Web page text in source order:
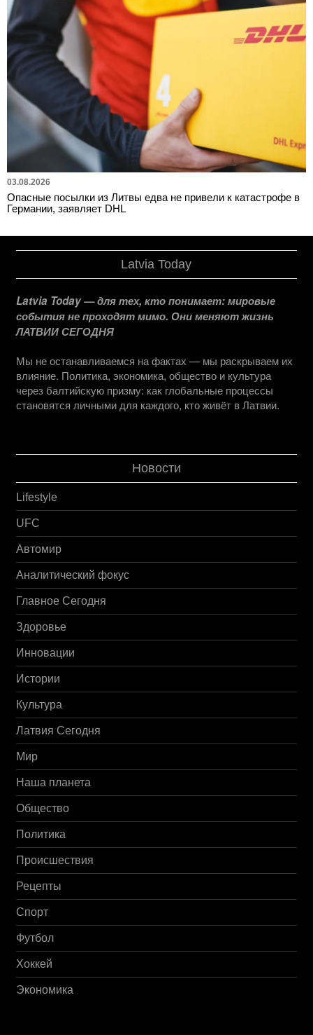
03.08.2026
Опасные посылки из Литвы едва не привели к катастрофе в
Германии, заявляет DHL
Latvia Today
Latvia Today — для тех, кто понимает: мировые
события не проходят мимо. Они меняют жизнь
ЛАТВИИ СЕГОДНЯ
Мы не останавливаемся на фактах — мы раскрываем их
влияние. Политика, экономика, общество и культура
через балтийскую призму: как глобальные процессы
становятся личными для каждого, кто живёт в Латвии.
Новости
Lifestyle
UFC
Автомир
Аналитический фокус
Главное Сегодня
Здоровье
Инновации
Истории
Культура
Латвия Сегодня
Мир
Наша планета
Общество
Политика
Происшествия
Рецепты
Спорт
Футбол
Хоккей
Экономика